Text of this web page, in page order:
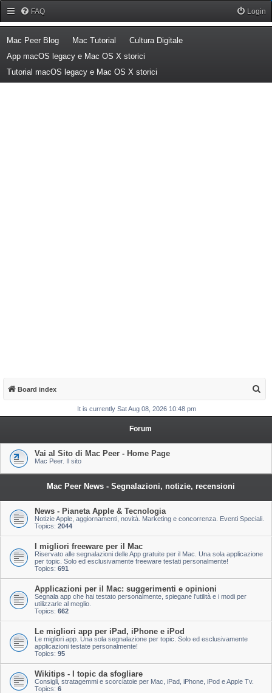
FAQ Login
Mac Peer Blog(Opens a new tab)
Mac Tutorial (Opens a new tab)
Cultura Digitale(Opens a new tab)
App macOS legacy e Mac OS X storici
Tutorial macOS legacy e Mac OS X storici
Board index
a
It is currently Sat Aug 08, 2026 10:48 pm
Forum
Vai al Sito di Mac Peer - Home Page
Mac Peer. Il sito
Mac Peer News - Segnalazioni, notizie, recensioni
News - Pianeta Apple & Tecnologia
Notizie Apple, aggiornamenti, novità. Marketing e concorrenza. Eventi Speciali.
Topics: 2044
I migliori freeware per il Mac
Riservato alle segnalazioni delle App gratuite per il Mac. Una sola applicazione
per topic. Solo ed esclusivamente freeware testati personalmente!
Topics: 691
Applicazioni per il Mac: suggerimenti e opinioni
Segnala app che hai testato personalmente, spiegane l'utilità e i modi per
utilizzarle al meglio.
Topics: 662
Le migliori app per iPad, iPhone e iPod
Le migliori app. Una sola segnalazione per topic. Solo ed esclusivamente
applicazioni testate personalmente!
Topics: 95
Wikitips - I topic da sfogliare
Consigli, stratagemmi e scorciatoie per Mac, iPad, iPhone, iPod e Apple Tv.
Topics: 6